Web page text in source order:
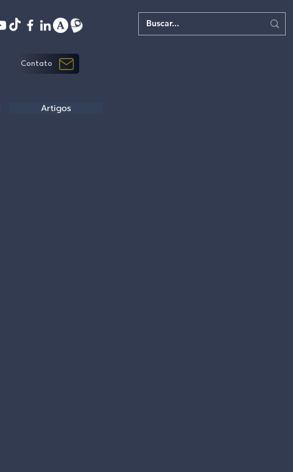
Contato
Artigos